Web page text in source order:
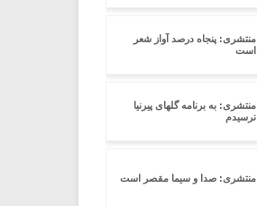
منتشری: پنجاه درصد آواز شعر
است
منتشری: به برنامه گلهای پیرنیا
نرسیدم
منتشری: صدا و سیما مقصر است